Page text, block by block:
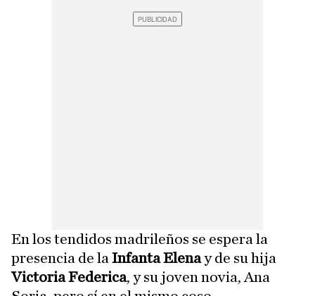
En los tendidos madrileños se espera la
presencia de la Infanta Elenay de su hija
Victoria Federica, y su joven novia, Ana